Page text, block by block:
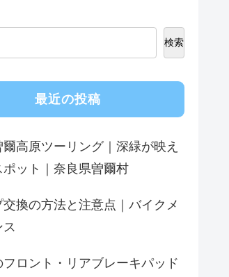
検索
最近の投稿
高原ツーリング｜深緑が映え
ポット｜奈良県曽爾村
交換の方法と注意点｜バイクメ
ロント・リアブレーキパッド